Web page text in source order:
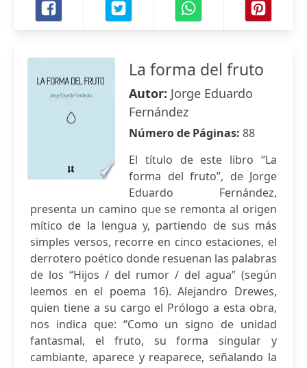
La forma del fruto
Autor: Jorge Eduardo
Fernández
Número de Páginas: 88
El título de este libro “La
forma del fruto”, de Jorge
Eduardo Fernández,
presenta un camino que se remonta al origen
mítico de la lengua y, partiendo de sus más
simples versos, recorre en cinco estaciones, el
derrotero poético donde resuenan las palabras
de los “Hijos / del rumor / del agua” (según
leemos en el poema 16). Alejandro Drewes,
quien tiene a su cargo el Prólogo a esta obra,
nos indica que: “Como un signo de unidad
fantasmal, el fruto, su forma singular y
cambiante, aparece y reaparece, señalando la